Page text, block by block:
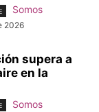
Somos
2026
supera a
en la
Somos